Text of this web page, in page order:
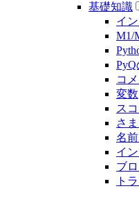
基礎知識
イ
M1/
コ
変数
ス
さ
名
イ
ブ
ト